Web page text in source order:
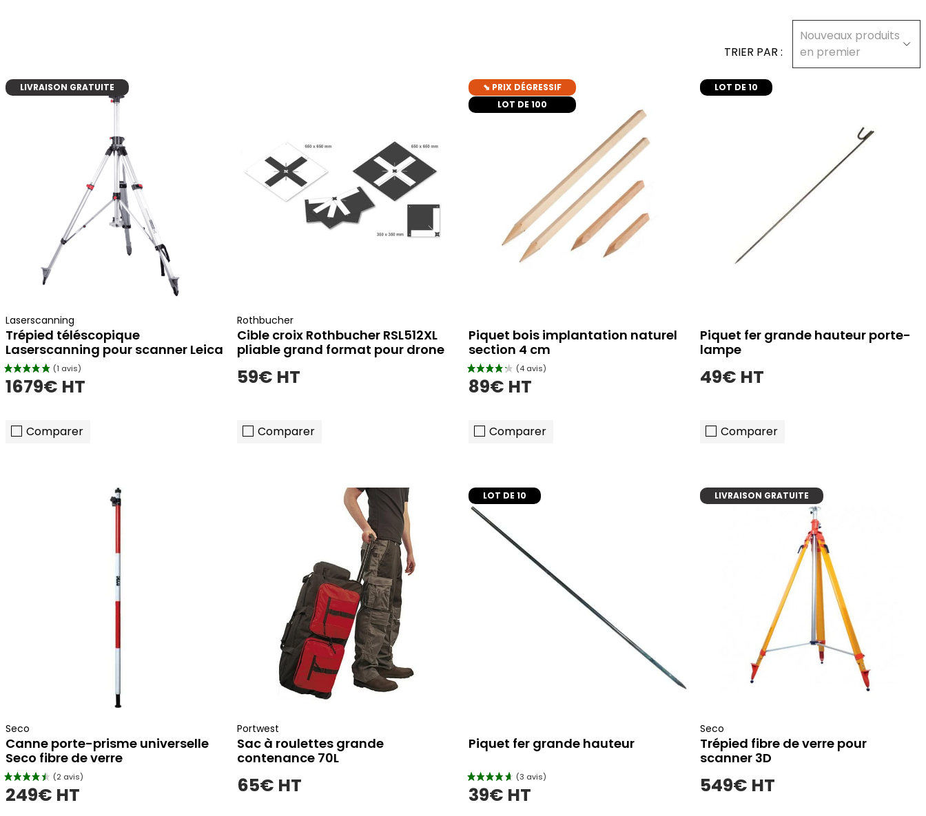
TRIER PAR :
Nouveaux produits
en premier
ajouter au panier
LIVRAISON GRATUITE
Laserscanning
Trépied téléscopique
Laserscanning pour scanner Leica
RTC360
1679€ HT
Comparer
Rothbucher
Cible croix Rothbucher RSL512XL
pliable grand format pour drone
59€ HT
Comparer
ajouter au panier
⬊ PRIX DÉGRESSIF
LOT DE 100
Piquet bois implantation naturel
section 4 cm
89€ HT
Comparer
LOT DE 10
Piquet fer grande hauteur porte-
lampe
49€ HT
Comparer
Seco
Canne porte-prisme universelle
Seco fibre de verre
249€ HT
ajouter au panier
Portwest
Sac à roulettes grande
contenance 70L
65€ HT
LOT DE 10
Piquet fer grande hauteur
39€ HT
ajouter au panier
LIVRAISON GRATUITE
Seco
Trépied fibre de verre pour
scanner 3D
549€ HT